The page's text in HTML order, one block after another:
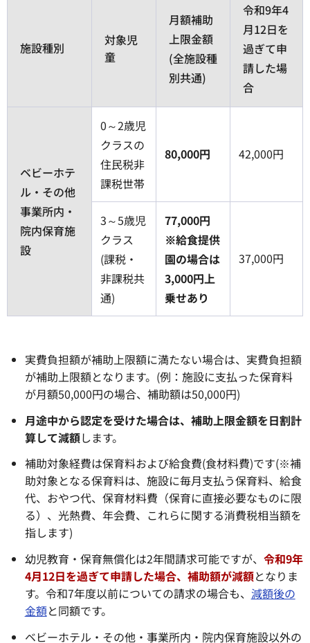
施設種別
対象児
童
月額補助
上限金額
(全施設種
別共通)
令和9年4
月12日を
過ぎて申
請した場
合
ベビーホテ
ル・その他
事業所内・
院内保育施
設
0～2歳児
クラスの
住民税非
課税世帯
80,000円 42,000円
3～5歳児
クラス
(課税・
非課税共
通)
77,000円
※給食提供
園の場合は
3,000円上
乗せあり
37,000円
実費負担額が補助上限額に満たない場合は、実費負担額
が補助上限額となります。(例：施設に支払った保育料
が月額50,000円の場合、補助額は50,000円)
月途中から認定を受けた場合は、補助上限金額を日割計
算して減額します。
補助対象経費は保育料および給食費(食材料費)です(※補
助対象となる保育料は、施設に毎月支払う保育料、給食
代、おやつ代、保育材料費（保育に直接必要なものに限
る）、光熱費、年会費、これらに関する消費税相当額を
指します)
幼児教育・保育無償化は2年間請求可能ですが、 令和9年
4月12日を過ぎて申請した場合、補助額が減額となりま
す。令和7年度以前についての請求の場合も、 減額後の
金額と同額です。
ベビーホテル・その他・事業所内・院内保育施設以外の